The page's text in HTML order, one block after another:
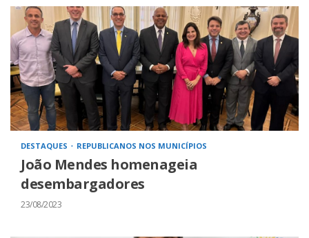
DESTAQUES REPUBLICANOS NOS MUNICÍPIOS
João Mendes homenageia
desembargadores
23/08/2023